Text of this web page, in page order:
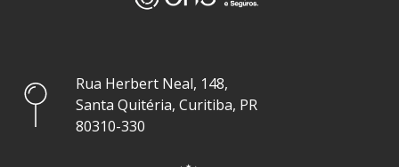
Rua Herbert Neal, 148,
Santa Quitéria, Curitiba, PR
80310-330